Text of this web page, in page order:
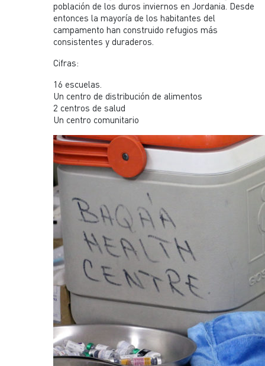
población de los duros inviernos en Jordania. Desde
entonces la mayoría de los habitantes del
campamento han construido refugios más
consistentes y duraderos.
Cifras:
16 escuelas.
Un centro de distribución de alimentos
2 centros de salud
Un centro comunitario